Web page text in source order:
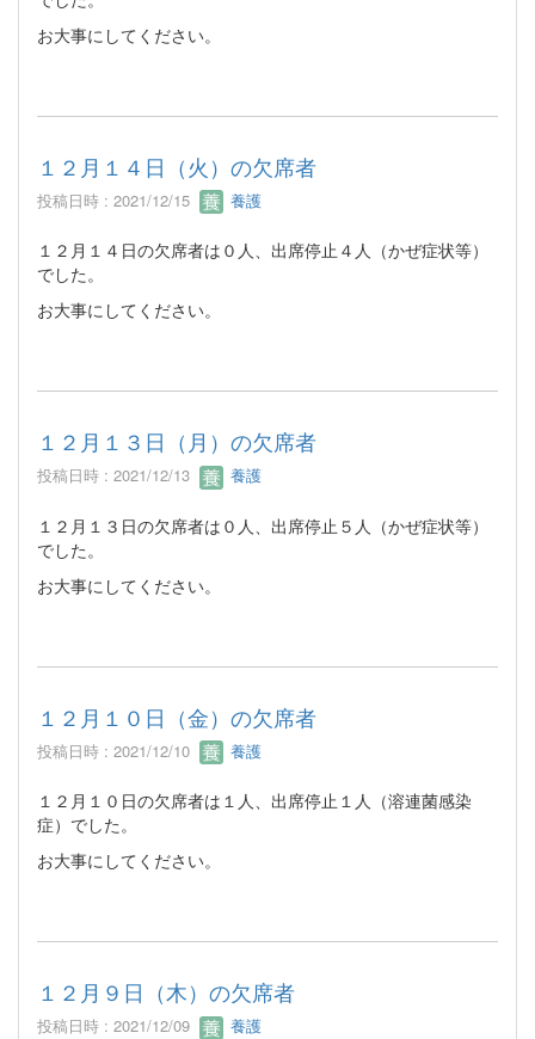
お大事にしてください。
１２月１４日（火）の欠席者
投稿日時 : 2021/12/15 養護
１２月１４日の欠席者は０人、出席停止４人（かぜ症状等）
でした。
お大事にしてください。
１２月１３日（月）の欠席者
投稿日時 : 2021/12/13 養護
１２月１３日の欠席者は０人、出席停止５人（かぜ症状等）
でした。
お大事にしてください。
１２月１０日（金）の欠席者
投稿日時 : 2021/12/10 養護
１２月１０日の欠席者は１人、出席停止１人（溶連菌感染
症）でした。
お大事にしてください。
１２月９日（木）の欠席者
投稿日時 : 2021/12/09 養護